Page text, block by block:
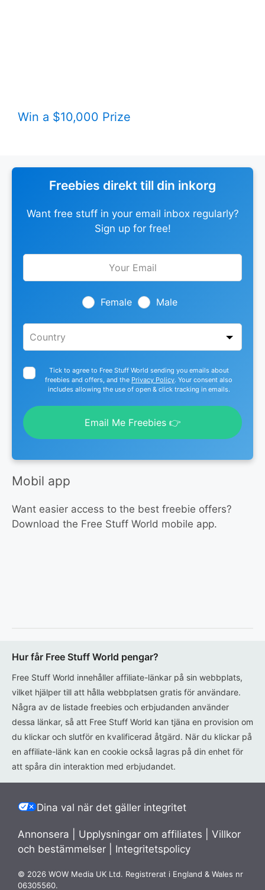
Win a $10,000 Prize
Freebies direkt till din inkorg
Want free stuff in your email inbox regularly?
Sign up for free!
Leave
Female Male
Tick to agree to Free Stuff World sending you emails about
freebies and offers, and the Privacy Policy. Your consent also
includes allowing the use of open & click tracking in emails.
Email Me Freebies 👉
Mobil app
Want easier access to the best freebie offers?
Download the Free Stuff World mobile app.
Hur får Free Stuff World pengar?
Free Stuff World innehåller affiliate-länkar på sin webbplats,
vilket hjälper till att hålla webbplatsen gratis för användare.
Några av de listade freebies och erbjudanden använder
dessa länkar, så att Free Stuff World kan tjäna en provision om
du klickar och slutför en kvalificerad åtgärd. När du klickar på
en affiliate-länk kan en cookie också lagras på din enhet för
att spåra din interaktion med erbjudandet.
Dina val när det gäller integritet
Annonsera Upplysningar om affiliates
Villkor
och bestämmelser
Integritetspolicy
© 2026 WOW Media UK Ltd. Registrerat i England & Wales nr
06305560.